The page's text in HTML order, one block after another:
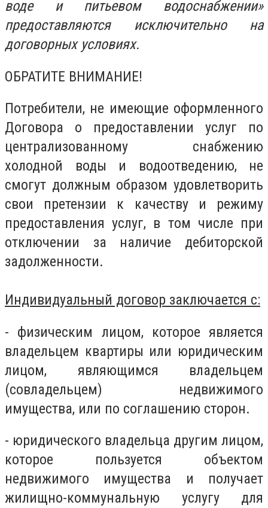
воде и питьевом водоснабжении»
предоставляются исключительно на
договорных условиях.
ОБРАТИТЕ ВНИМАНИЕ!
Потребители, не имеющие оформленного
Договора о предоставлении услуг по
централизованному снабжению
холодной воды и водоотведению, не
смогут должным образом удовлетворить
свои претензии к качеству и режиму
предоставления услуг, в том числе при
отключении за наличие дебиторской
задолженности.
Индивидуальный договор заключается с:
- физическим лицом, которое является
владельцем квартиры или юридическим
лицом, являющимся владельцем
(совладельцем) недвижимого
имущества, или по соглашению сторон.
- юридического владельца другим лицом,
которое пользуется объектом
недвижимого имущества и получает
жилищно-коммунальную услугу для